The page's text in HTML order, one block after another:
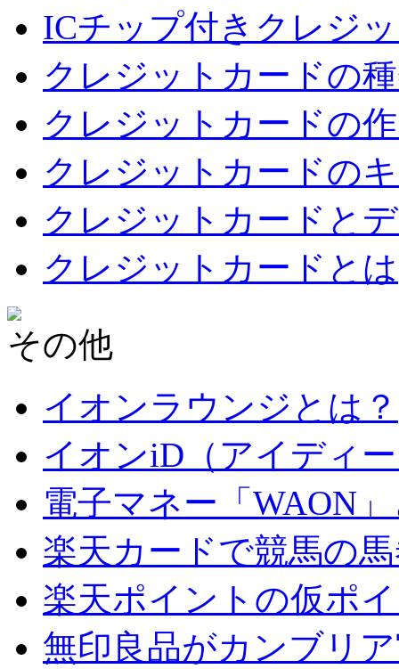
ICチップ付きクレジ
クレジットカードの
クレジットカードの
クレジットカードの
クレジットカードと
クレジットカードとは
その他
イオンラウンジとは？
イオンiD（アイディ
電子マネー「WAON
楽天カードで競馬の
楽天ポイントの仮ポ
無印良品がカンブリ